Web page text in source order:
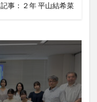
記事：２年 平山結希菜